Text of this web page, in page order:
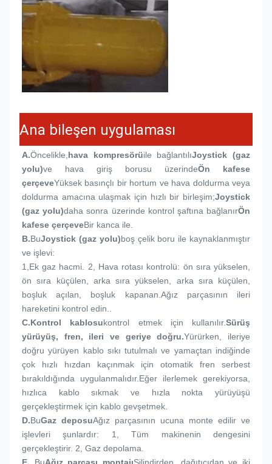
Ana bileşen uygulaması
A.Öncelikle, hava kompresörüile bağlantılıJoystick (gaz
yolu)ve hava giriş borusu üzerindeÖn kafese
çerçeveYüksek basınçlı bir hortum ve hava doldurma veya
doldurma amacına ulaşmak için hızlı bir birleşim;Joystick
(gaz yolu)daha sonra üzerinde kontrol şaftına bağlanırÖn
kafese çerçeveBir kanca ile.
B.BuJoystick (gaz yolu)boş çelik boru ile kaynaklanmıştır
ve işlevi:
1, Ek gaz hacmi. 2, Hava rotası kontrolü: ön sıra yükselen,
ön sıra küçülen, arka sıra yükselen, arka sıra küçülen,
boşluk açılan, boşluk kapanan.Ağız parçasının ileri
hareketini kontrol edin..
C.Kontrol kablosukontrol etmek için kullanılır.Sürüş
yürüyüş, fren, ileri ve geriye doğru.Yürürken, ileriye
doğru yürüyen kablo sıkı tutulmalı ve yamaçtan indiğinde
çok hızlı hızdan kaçınmak için otomatik fren serbest
bırakıldığında uygulanmalıdır.Eğer ilerlemek gerekiyorsa,
hızlıca kablo sıkmak ve hızla nokta yürüyüşü
gerçekleştirmek için kablo gevşetmek.
D.BuGaz deposuAğız parçasının ucuna monte edilir ve
işlevleri şunlardır: 1, Tüm makinenin dengesini
gerçekleştirir. 2, Gaz depolama.